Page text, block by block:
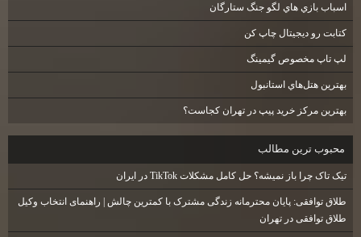
اسباب بازي هاي لگو جنگ ستارگان
كتابت رو ديجيتال چاپ كن
لپ تاپ مخصوص گيمينگ
بهترين هتل‌هاي استانبول
بهترین مرکز خرید پیپ در تهران کجاست؟
محبوب ترين مطالب
تیک تاک چرا باز نمیشه؟ حل کامل مشکلات TikTok در ایران
طلاق توافقی: پایان محترمانه زندگی مشترک با کمترین چالش | راهنمای انتخاب وکیل
طلاق توافقی در تهران